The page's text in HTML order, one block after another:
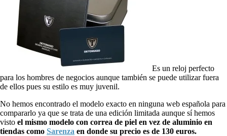
Es un reloj perfecto
para los hombres de negocios aunque también se puede utilizar fuera
de ellos pues su estilo es muy juvenil.
No hemos encontrado el modelo exacto en ninguna web española para
compararlo ya que se trata de una edición limitada aunque sí hemos
visto el mismo modelo con correa de piel en vez de aluminio en
tiendas como Sarenza en donde su precio es de 130 euros.